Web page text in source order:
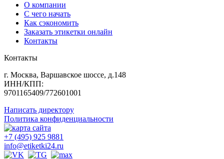
О компании
С чего начать
Как сэкономить
Заказать этикетки онлайн
Контакты
Контакты
г. Москва, Варшавское шоссе, д.148
ИНН/КПП:
9701165409/772601001
Написать директору
Политика конфиденциальности
+7 (495) 925 9881
info@etiketki24.ru